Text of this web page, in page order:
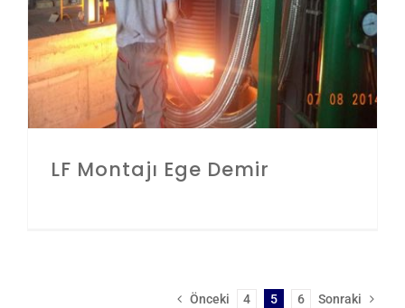
LF Montajı Ege Demir
Önceki 4 5 6 Sonraki